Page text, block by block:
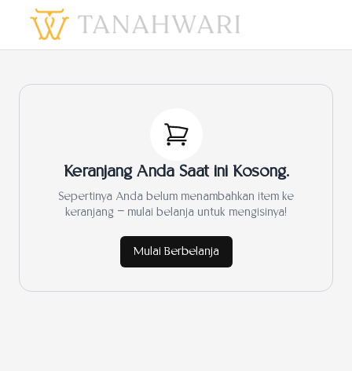
Keranjang Anda Saat ini Kosong.
Sepertinya Anda belum menambahkan item ke
keranjang — mulai belanja untuk mengisinya!
Mulai Berbelanja